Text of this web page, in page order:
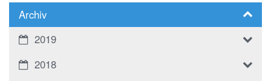
Archiv
2019
2018